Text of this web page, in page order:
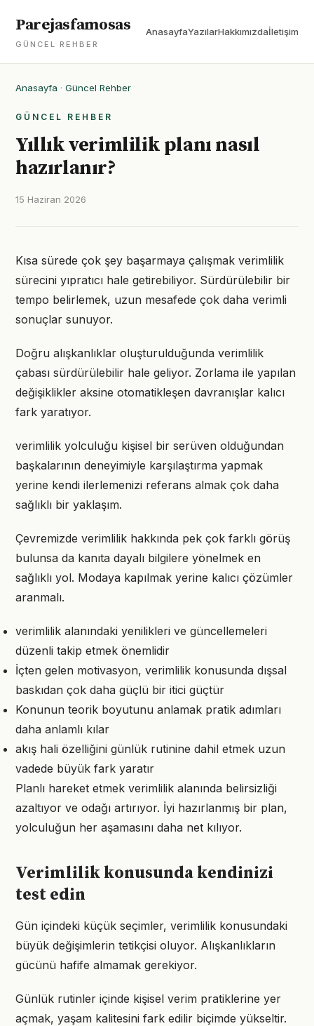
Parejasfamosas
GÜNCEL REHBER
AnasayfaYazılarHakkımızdaİletişim
Anasayfa · Güncel Rehber
GÜNCEL REHBER
Yıllık verimlilik planı nasıl
hazırlanır?
15 Haziran 2026
Kısa sürede çok şey başarmaya çalışmak verimlilik
sürecini yıpratıcı hale getirebiliyor. Sürdürülebilir bir
tempo belirlemek, uzun mesafede çok daha verimli
sonuçlar sunuyor.
Doğru alışkanlıklar oluşturulduğunda verimlilik
çabası sürdürülebilir hale geliyor. Zorlama ile yapılan
değişiklikler aksine otomatikleşen davranışlar kalıcı
fark yaratıyor.
verimlilik yolculuğu kişisel bir serüven olduğundan
başkalarının deneyimiyle karşılaştırma yapmak
yerine kendi ilerlemenizi referans almak çok daha
sağlıklı bir yaklaşım.
Çevremizde verimlilik hakkında pek çok farklı görüş
bulunsa da kanıta dayalı bilgilere yönelmek en
sağlıklı yol. Modaya kapılmak yerine kalıcı çözümler
aranmalı.
verimlilik alanındaki yenilikleri ve güncellemeleri
düzenli takip etmek önemlidir
İçten gelen motivasyon, verimlilik konusunda dışsal
baskıdan çok daha güçlü bir itici güçtür
Konunun teorik boyutunu anlamak pratik adımları
daha anlamlı kılar
akış hali özelliğini günlük rutinine dahil etmek uzun
vadede büyük fark yaratır
Planlı hareket etmek verimlilik alanında belirsizliği
azaltıyor ve odağı artırıyor. İyi hazırlanmış bir plan,
yolculuğun her aşamasını daha net kılıyor.
Verimlilik konusunda kendinizi
test edin
Gün içindeki küçük seçimler, verimlilik konusundaki
büyük değişimlerin tetikçisi oluyor. Alışkanlıkların
gücünü hafife almamak gerekiyor.
Günlük rutinler içinde kişisel verim pratiklerine yer
açmak, yaşam kalitesini fark edilir biçimde yükseltir.